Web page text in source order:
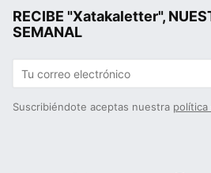
RECIBE "Xatakaletter",
SEMANAL
Suscribiéndote aceptas nuestra política